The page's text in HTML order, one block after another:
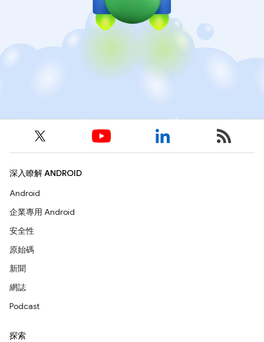
深入瞭解 ANDROID
Android
企業專用 Android
安全性
原始碼
新聞
網誌
Podcast
探索